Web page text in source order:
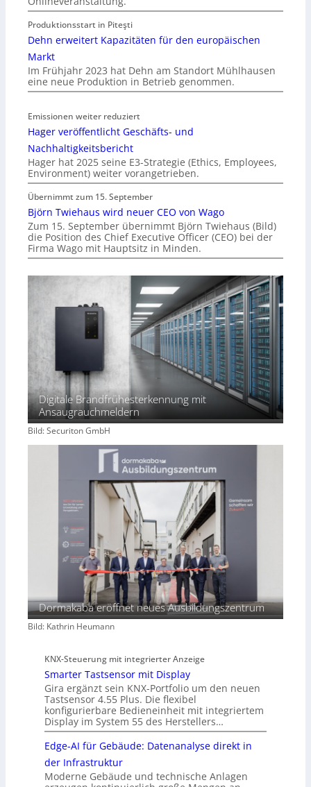
Produktionsstart in Piteşti
Dehn erweitert Kapazitäten für den europäischen
Markt
Im Frühjahr 2023 hat Dehn am Standort Mühlhausen
eine neue Produktion in Betrieb genommen.
Emissionen weiter reduziert
Hager veröffentlicht Geschäfts- und
Nachhaltigkeitsbericht
Hager hat 2025 seine E3-Strategie (Ethics, Employees,
Environment) weiter vorangetrieben.
Übernimmt zum 15. September
Björn Twiehaus wird neuer CEO von Wago
Zum 15. September übernimmt Björn Twiehaus (Bild)
die Position des Chief Executive Officer (CEO) bei der
Firma Wago mit Hauptsitz in Minden.
Digitale Brandfrühesterkennung mit
Ansaugrauchmeldern
Bild: Securiton GmbH
Dormakaba eröffnet neues Ausbildungszentrum
Bild: Kathrin Heumann
KNX-Steuerung mit integrierter Anzeige
Smarter Tastsensor mit Display
Gira ergänzt sein KNX-Portfolio um den neuen
Tastsensor 4.55 Plus. Die flexibel
konfigurierbare Bedieneinheit mit integriertem
Display im System 55 des Herstellers…
Edge-AI für Gebäude: Datenanalyse direkt in
der Infrastruktur
Moderne Gebäude und technische Anlagen